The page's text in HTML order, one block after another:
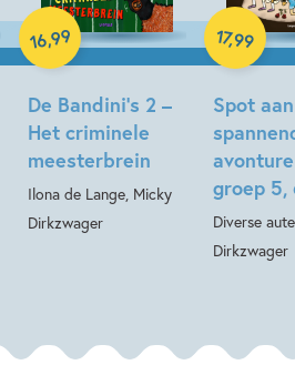
De Bandini’s 2 –
Het criminele
meesterbrein
Ilona de Lange, Micky
Dirkzwager
16,99
Hardcover
Spot
groep 5,
Diverse
Dirkzwager
17,99
Hardcover